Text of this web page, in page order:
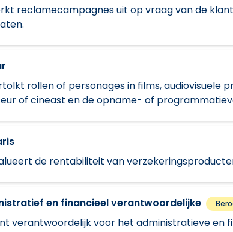
reclamecampagnes uit op vraag van de
rollen of personages in films, audiovisuele
of cineast en de opname- of
de rentabiliteit van
en financieel verantwoordelijke
verantwoordelijk voor het administratieve en